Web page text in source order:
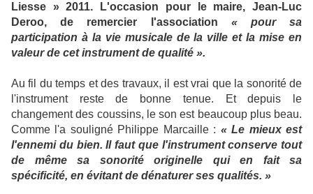
Liesse » 2011. L'occasion pour le maire, Jean-Luc
Deroo, de remercier l'association « pour sa
participation à la vie musicale de la ville et la mise en
valeur de cet instrument de qualité ».
Au fil du temps et des travaux, il est vrai que la sonorité de
l'instrument reste de bonne tenue. Et depuis le
changement des coussins, le son est beaucoup plus beau.
Comme l'a souligné Philippe Marcaille : « Le mieux est
l'ennemi du bien. Il faut que l'instrument conserve tout
de même sa sonorité originelle qui en fait sa
spécificité, en évitant de dénaturer ses qualités. »